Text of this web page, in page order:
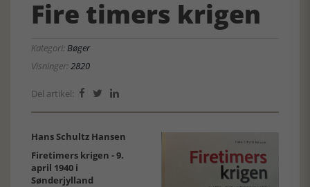
Fire timers krigen
Kategori:Bøger
Visninger:2820
Del artikel:   
Hans Schultz Hansen
Firetimers krigen - 9.
april 1940 i
Sønderjylland